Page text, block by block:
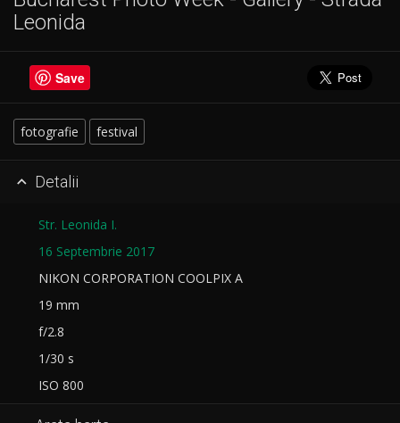
Leonida
Save
fotografie festival
 Detalii
Str. Leonida I.
16 Septembrie 2017
NIKON CORPORATION COOLPIX A
19 mm
f/2.8
1/30 s
ISO 800